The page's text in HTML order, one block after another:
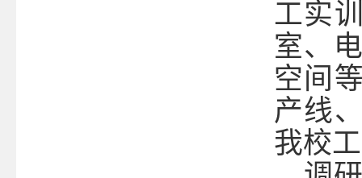
工实
室、
空间
产线
我校